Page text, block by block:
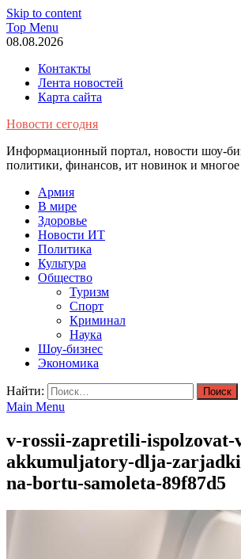
Skip to content
Top Menu
08.08.2026
Контакты
Лента новостей
Карта сайта
Новости сегодня
Информационный портал, новости шоу-
политики, финансов, ит новинок и многое
Армия
В мире
Здоровье
Новости ИТ
Политика
Культура
Общество
Туризм
Спорт
Криминал
Наука
Шоу-бизнес
Экономика
Найти:
Main Menu
v-rossii-zapretili-ispolzovat-
akkumuljatory-dlja-
na-bortu-samoleta-89f87d5